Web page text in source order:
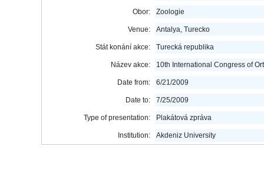
Obor: Zoologie
Venue: Antalya, Turecko
Stát konání akce: Turecká republika
Název akce: 10th International Congress of
Date from: 6/21/2009
Date to: 7/25/2009
Type of presentation: Plakátová zpráva
Institution: Akdeniz University